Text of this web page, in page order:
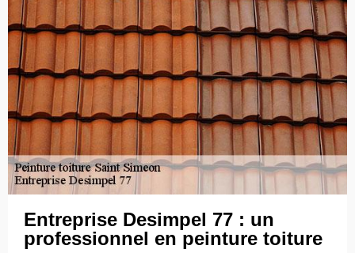
Entreprise Desimpel 77 : un
professionnel en peinture toiture